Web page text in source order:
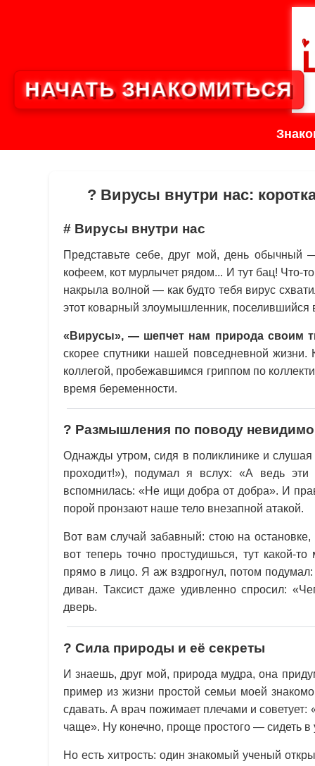
? Вирусы внутри нас:
# Вирусы внутри нас
Представьте себе, друг мой, день обычный
кофеем, кот мурлычет рядом... И тут бац! Что-
накрыла волной — как будто тебя вирус
этот коварный злоумышленник, поселившийся
«Вирусы», — шепчет нам природа своим
скорее спутники нашей повседневной
коллегой, пробежавшимся гриппом по
время беременности.
? Размышления по поводу
Однажды утром, сидя в поликлинике и
проходит!»), подумал я вслух: «А ведь
вспомнилась: «Не ищи добра от добра». И
порой пронзают наше тело внезапной атакой.
Вот вам случай забавный: стою на
вот теперь точно простудишься, тут какой-
прямо в лицо. Я аж вздрогнул, потом
диван. Таксист даже удивленно спросил:
дверь.
? Сила природы и её секреты
И знаешь, друг мой, природа мудра, она
пример из жизни простой семьи моей
сдавать. А врач пожимает плечами и
чаще». Ну конечно, проще простого — сидеть
Но есть хитрость: один знакомый ученый
НАЧАТЬ ЗНАКОМИТЬСЯ